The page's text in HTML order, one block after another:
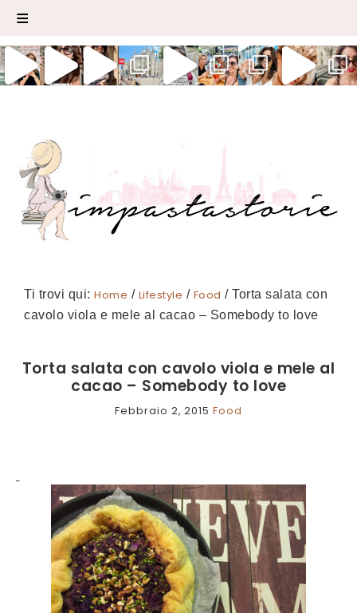
Ti trovi qui: Home / Lifestyle / Food /Torta salata con
cavolo viola e mele al cacao – Somebody to love
Torta salata con cavolo viola e mele al
cacao – Somebody to love
Febbraio 2, 2015 Food